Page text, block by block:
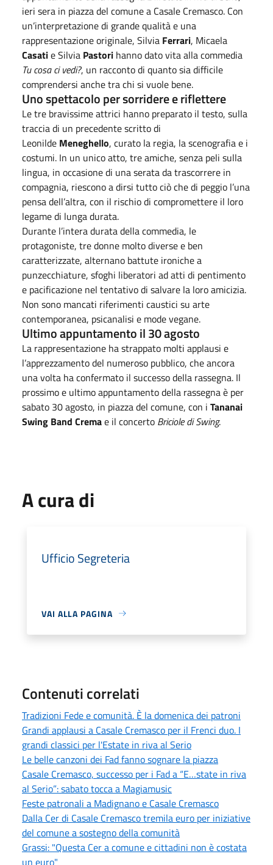
ieri sera in piazza del comune a Casale Cremasco. Con
un’interpretazione di grande qualità e una
rappresentazione originale, Silvia Ferrari, Micaela
Casatie Silvia Pastori hanno dato vita alla commedia
Tu cosa ci vedi?, un racconto di quanto sia difficile
comprendersi anche tra chi si vuole bene.
Uno spettacolo per sorridere e riflettere
Le tre bravissime attrici hanno preparato il testo, sulla
traccia di un precedente scritto di
Leonilde Meneghello, curato la regia, la scenografia e i
costumi. In un unico atto, tre amiche, senza peli sulla
lingua, in occasione di una serata da trascorrere in
compagnia, riescono a dirsi tutto ciò che di peggio l’una
pensa dell’altra, con il rischio di compromettere il loro
legame di lunga durata.
Durante l’intera durata della commedia, le
protagoniste, tre donne molto diverse e ben
caratterizzate, alternano battute ironiche a
punzecchiature, sfoghi liberatori ad atti di pentimento
e pacificazione nel tentativo di salvare la loro amicizia.
Non sono mancati riferimenti caustici su arte
contemporanea, psicanalisi e mode vegane.
Ultimo appuntamento il 30 agosto
La rappresentazione ha strappato molti applausi e
l’apprezzamento del numeroso pubblico, che ancora
una volta ha confermato il successo della rassegna. Il
prossimo e ultimo appuntamento della rassegna è per
sabato 30 agosto, in piazza del comune, con i Tananai
Swing Band Cremae il concerto Briciole di Swing.
A cura di
Ufficio Segreteria
VAI ALLA PAGINA
Contenuti correlati
Tradizioni Fede e comunità. È la domenica dei patroni
Grandi applausi a Casale Cremasco per il Frenci duo. I
grandi classici per l'Estate in riva al Serio
Le belle canzoni dei Fad fanno sognare la piazza
Casale Cremasco, successo per i Fad a “E…state in riva
al Serio”: sabato tocca a Magiamusic
Feste patronali a Madignano e Casale Cremasco
Dalla Cer di Casale Cremasco tremila euro per iniziative
del comune a sostegno della comunità
Grassi: "Questa Cer a comune e cittadini non è costata
un euro"